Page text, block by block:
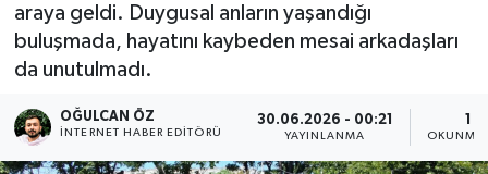
araya geldi. Duygusal anların yaşandığı
buluşmada, hayatını kaybeden mesai arkadaşları
da unutulmadı.
OĞULCAN ÖZ
İNTERNET HABER EDITÖRÜ
30.06.2026 - 00:21
YAYINLANMA
1
OKUNMA
Karabük
Devrek
Bolu
ÇEVRE